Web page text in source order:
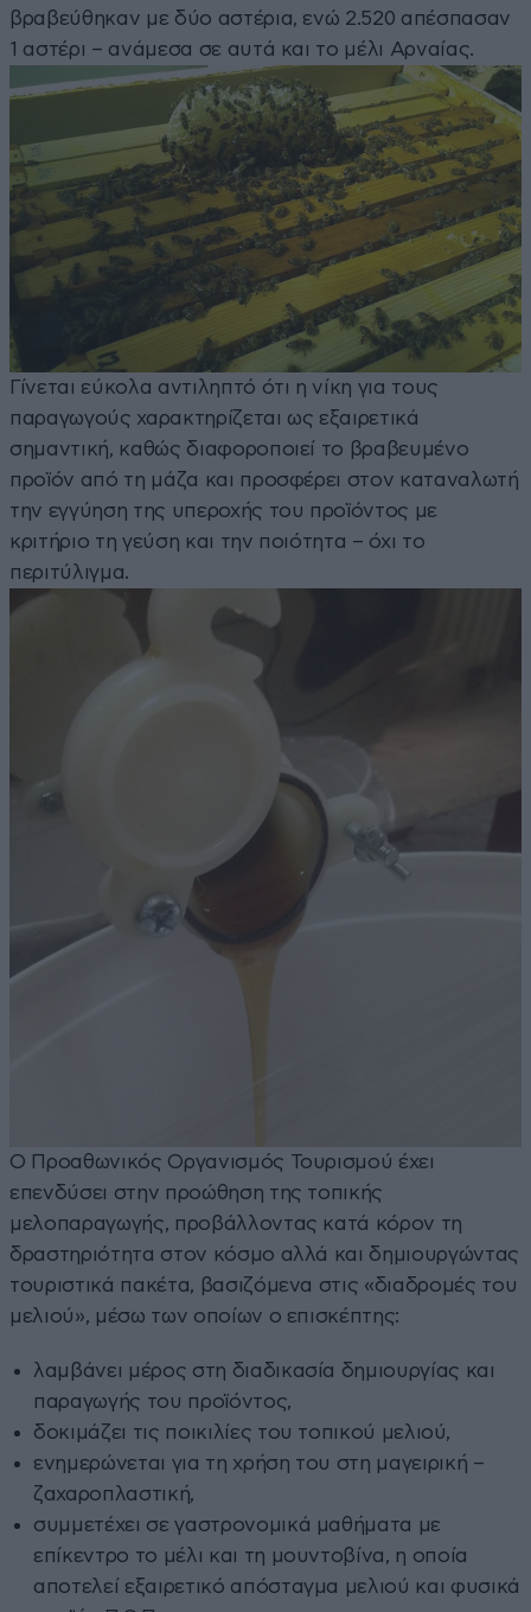
βραβεύθηκαν με δύο αστέρια, ενώ 2.520 απέσπασαν
1 αστέρι – ανάμεσα σε αυτά και το μέλι Αρναίας.
Γίνεται εύκολα αντιληπτό ότι η νίκη για τους
παραγωγούς χαρακτηρίζεται ως εξαιρετικά
σημαντική, καθώς διαφοροποιεί το βραβευμένο
προϊόν από τη μάζα και προσφέρει στον καταναλωτή
την εγγύηση της υπεροχής του προϊόντος με
κριτήριο τη γεύση και την ποιότητα – όχι το
περιτύλιγμα.
Ο Προαθωνικός Οργανισμός Τουρισμού έχει
επενδύσει στην προώθηση της τοπικής
μελοπαραγωγής, προβάλλοντας κατά κόρον τη
δραστηριότητα στον κόσμο αλλά και δημιουργώντας
τουριστικά πακέτα, βασιζόμενα στις «διαδρομές του
μελιού», μέσω των οποίων ο επισκέπτης:
λαμβάνει μέρος στη διαδικασία δημιουργίας και
παραγωγής του προϊόντος,
δοκιμάζει τις ποικιλίες του τοπικού μελιού,
ενημερώνεται για τη χρήση του στη μαγειρική –
ζαχαροπλαστική,
συμμετέχει σε γαστρονομικά μαθήματα με
επίκεντρο το μέλι και τη μουντοβίνα, η οποία
αποτελεί εξαιρετικό απόσταγμα μελιού και φυσικά